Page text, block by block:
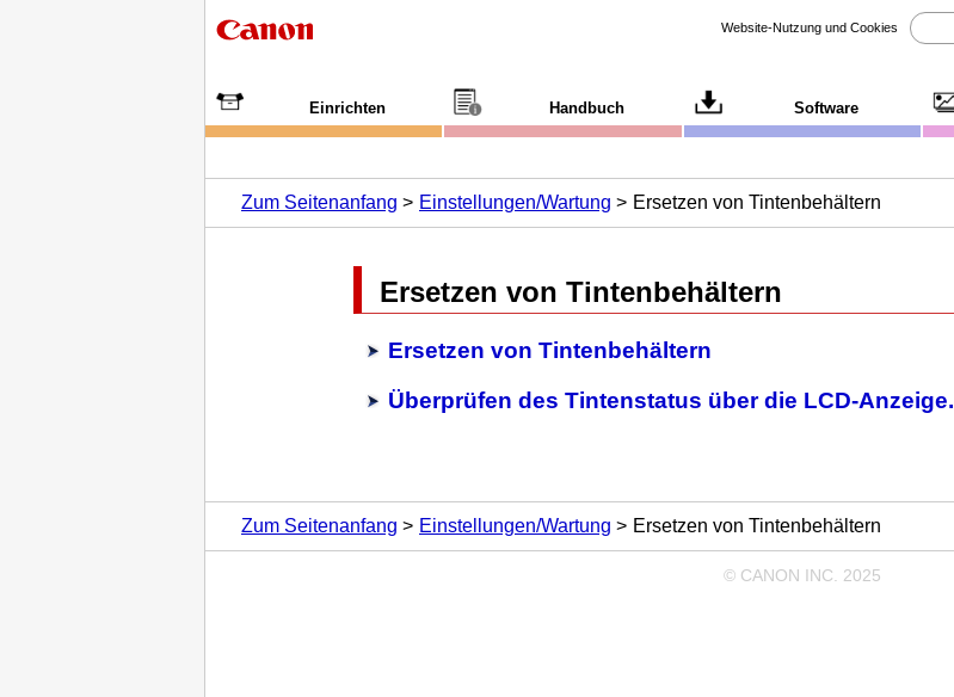
Website-Nutzung und Cookies
Einrichten Handbuch Software
Zum Seitenanfang
Einstellungen/Wartung Ersetzen von Tintenbehältern
Ersetzen von Tintenbehältern
Ersetzen von Tintenbehältern
Überprüfen des Tintenstatus über die LCD-Anzeige.
Zum Seitenanfang Einstellungen/Wartung Ersetzen von Tintenbehältern
© CANON INC. 2025